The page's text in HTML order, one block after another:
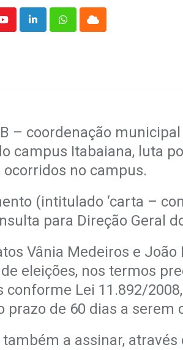
YoutubeLinkedInWhatsappCloud
– coordenação
campus Itabaiana, luta
no campus.
(intitulado ‘carta –
para Direção Geral
Vânia Medeiros e
eleições, nos termos
conforme Lei 11.892/
prazo de 60 dias a
a assinar,